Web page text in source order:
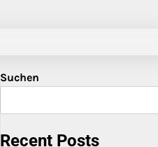
Suchen
Recent Posts